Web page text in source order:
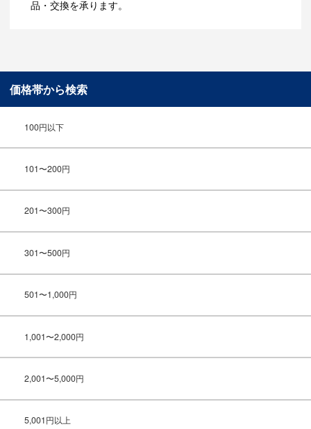
品・交換を承ります。
価格帯から検索
100円以下
101〜200円
201〜300円
301〜500円
501〜1,000円
1,001〜2,000円
2,001〜5,000円
5,001円以上